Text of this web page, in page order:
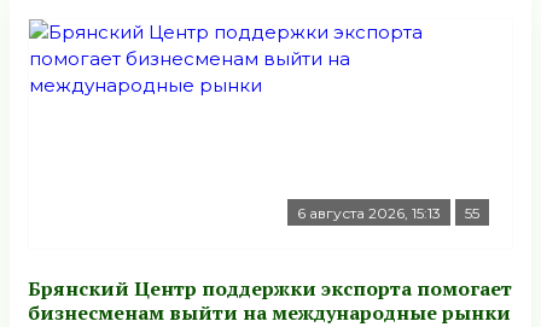
6 августа 2026, 15:13 55
Брянский Центр поддержки экспорта помогает
бизнесменам выйти на международные рынки